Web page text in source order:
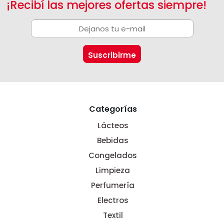
¡Recibí las mejores ofertas siempre!
Categorías
Lácteos
Bebidas
Congelados
Limpieza
Perfumería
Electros
Textil